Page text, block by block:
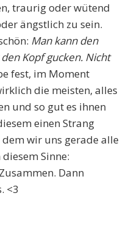
traurig oder wütend
ängstlich zu sein.
Man kann den
Kopf gucken. Nicht
fest, im Moment
die meisten, alles
und so gut es ihnen
einen Strang
wir uns gerade alle
Sinne:
Dann
<3